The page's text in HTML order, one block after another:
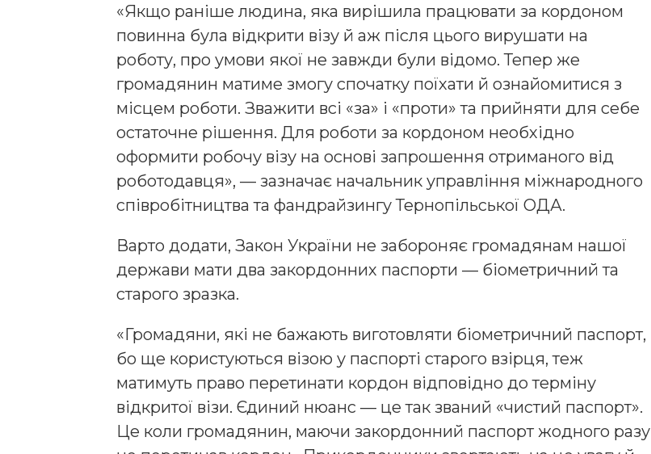
«Якщо раніше людина, яка вирішила працювати за кордоном
повинна була відкрити візу й аж після цього вирушати на
роботу, про умови якої не завжди були відомо. Тепер же
громадянин матиме змогу спочатку поїхати й ознайомитися з
місцем роботи. Зважити всі «за» і «проти» та прийняти для себе
остаточне рішення. Для роботи за кордоном необхідно
оформити робочу візу на основі запрошення отриманого від
роботодавця», — зазначає начальник управління міжнародного
співробітництва та фандрайзингу Тернопільської ОДА.
Варто додати, Закон України не забороняє громадянам нашої
держави мати два закордонних паспорти — біометричний та
старого зразка.
«Громадяни, які не бажають виготовляти біометричний паспорт,
бо ще користуються візою у паспорті старого взірця, теж
матимуть право перетинати кордон відповідно до терміну
відкритої візи. Єдиний нюанс — це так званий «чистий паспорт».
Це коли громадянин, маючи закордонний паспорт жодного разу